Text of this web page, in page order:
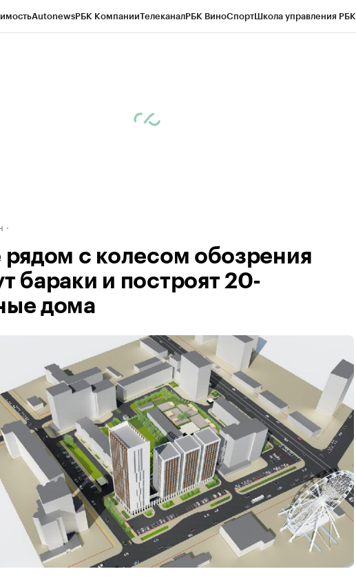
AutonewsРБК КомпанииТелеканалРБК ВиноСпортШкола управления РБК
рядом с колесом обозрения
бараки и построят 20-
дома